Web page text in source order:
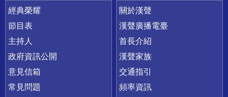
快速連結
經典榮耀
節目表
主持人
政府資訊公開
意見信箱
常見問題
關於漢聲
漢聲廣播電臺
首長介紹
漢聲家族
交通指引
頻率資訊